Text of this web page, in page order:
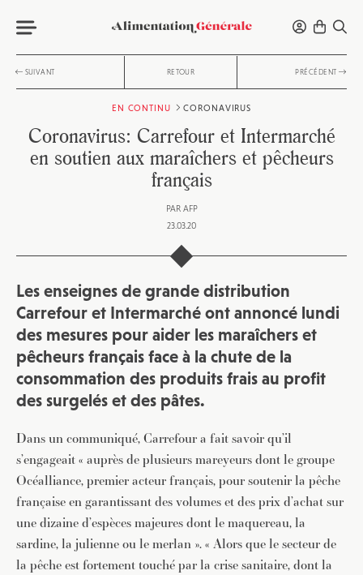
SUIVANT RETOUR PRÉCÉDENT
EN CONTINU CORONAVIRUS
Coronavirus: Carrefour et Intermarché
en soutien aux maraîchers et pêcheurs
français
PAR AFP
23.03.20
Les enseignes de grande distribution
Carrefour et Intermarché ont annoncé lundi
des mesures pour aider les maraîchers et
pêcheurs français face à la chute de la
consommation des produits frais au profit
des surgelés et des pâtes.
Dans un communiqué, Carrefour a fait savoir qu’il
s’engageait « auprès de plusieurs mareyeurs dont le groupe
Océalliance, premier acteur français, pour soutenir la pêche
française en garantissant des volumes et des prix d’achat sur
une dizaine d’espèces majeures dont le maquereau, la
sardine, la julienne ou le merlan ». « Alors que le secteur de
la pêche est fortement touché par la crise sanitaire, dont la